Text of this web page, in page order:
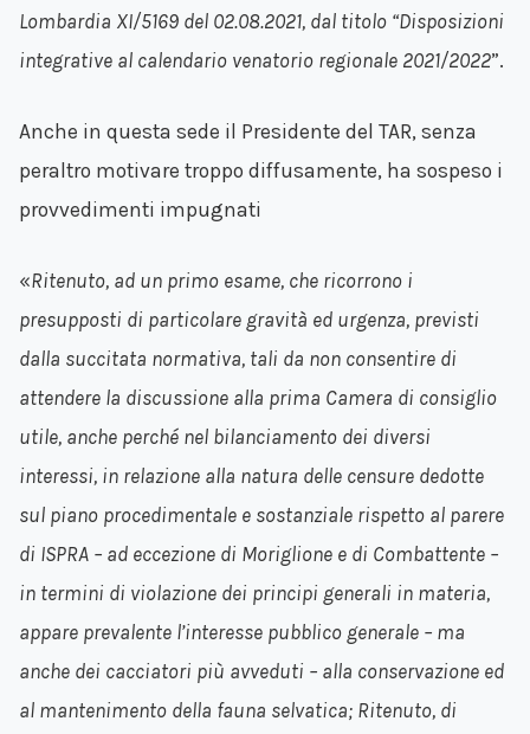
Lombardia XI/5169 del 02.08.2021, dal titolo “Disposizioni
integrative al calendario venatorio regionale 2021/2022”.
Anche in questa sede il Presidente del TAR, senza
peraltro motivare troppo diffusamente, ha sospeso i
provvedimenti impugnati
«Ritenuto, ad un primo esame, che ricorrono i
presupposti di particolare gravità ed urgenza, previsti
dalla succitata normativa, tali da non consentire di
attendere la discussione alla prima Camera di consiglio
utile, anche perché nel bilanciamento dei diversi
interessi, in relazione alla natura delle censure dedotte
sul piano procedimentale e sostanziale rispetto al parere
di ISPRA – ad eccezione di Moriglione e di Combattente –
in termini di violazione dei principi generali in materia,
appare prevalente l’interesse pubblico generale – ma
anche dei cacciatori più avveduti – alla conservazione ed
al mantenimento della fauna selvatica; Ritenuto, di